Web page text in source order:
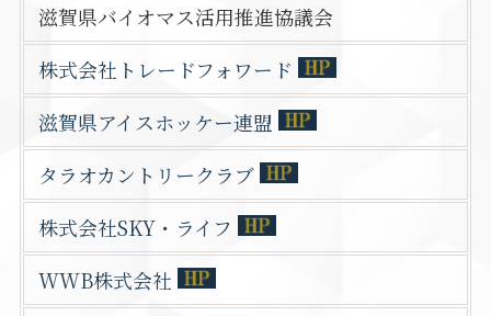
滋賀県バイオマス活用推進協議会
株式会社トレードフォワード
滋賀県アイスホッケー連盟
タラオカントリークラブ
株式会社SKY・ライフ
WWB株式会社